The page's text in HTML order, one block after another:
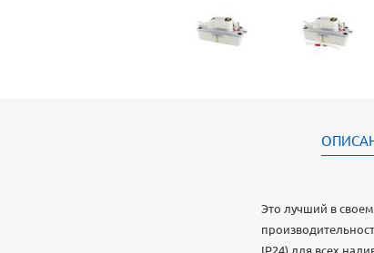
Это лучший в
IP24) для всех